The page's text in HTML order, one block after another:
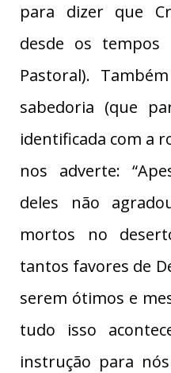
para dizer que
desde os tempos
Pastoral).
sabedoria (que
identificada com a
nos adverte:
deles não
mortos no
tantos favores de
serem ótimos e
tudo isso
instrução para